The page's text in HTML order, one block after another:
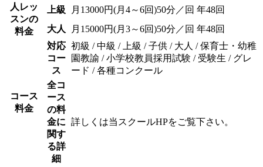
人レッ
スンの
料金
上級
月13000円(月4～6回)50分／回 年48回
大人
月15000円(月3～6回)50分／回 年48回
コース
料金
対応
コー
ス
初級 / 中級 / 上級 / 子供 / 大人 / 保育士・幼稚
園教諭 / 小学校教員採用試験 / 受験生 / グレ
ード / 各種コンクール
全コ
ース
の料
金に
関す
る詳
細
詳しくは当スクールHPをご覧下さい。